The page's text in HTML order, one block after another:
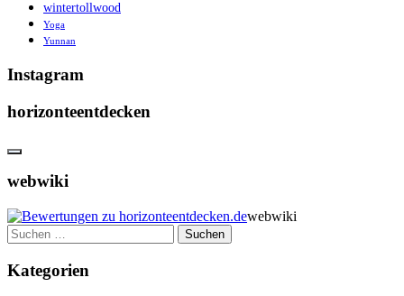
wintertollwood
Yoga
Yunnan
Instagram
horizonteentdecken
webwiki
webwiki
Suchen
nach:
Kategorien